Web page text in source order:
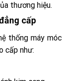
thương hiệu.
cấp
thống máy móc
cấp như: